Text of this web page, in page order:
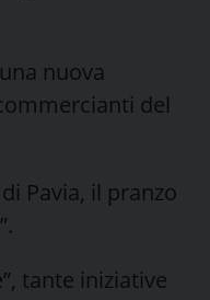
nuova
del
Pavia, il pranzo
tante iniziative